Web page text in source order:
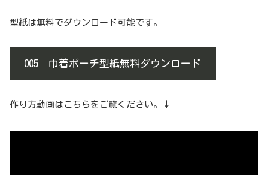
型紙は無料でダウンロード可能です。
005 巾着ポーチ型紙無料ダウンロード
作り方動画はこちらをご覧ください。↓